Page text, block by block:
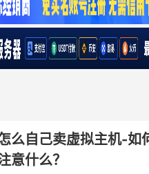
么自己卖虚拟主机-如
意什么？